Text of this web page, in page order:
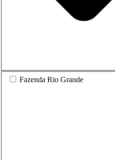
Fazenda Rio Grande